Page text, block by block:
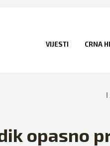
VIJESTI CRNA
opasno